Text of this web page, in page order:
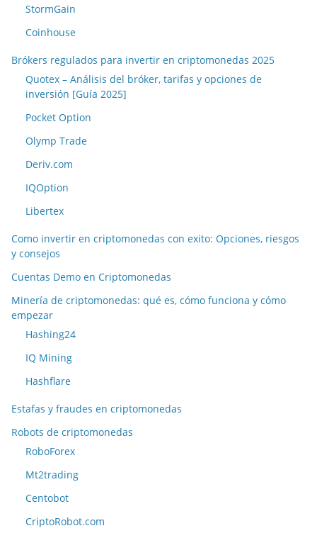
StormGain
Coinhouse
Brókers regulados para invertir en criptomonedas 2025
Quotex – Análisis del bróker, tarifas y opciones de
inversión [Guía 2025]
Pocket Option
Olymp Trade
Deriv.com
IQOption
Libertex
Como invertir en criptomonedas con exito: Opciones, riesgos
y consejos
Cuentas Demo en Criptomonedas
Minería de criptomonedas: qué es, cómo funciona y cómo
empezar
Hashing24
IQ Mining
Hashflare
Estafas y fraudes en criptomonedas
Robots de criptomonedas
RoboForex
Mt2trading
Centobot
CriptoRobot.com